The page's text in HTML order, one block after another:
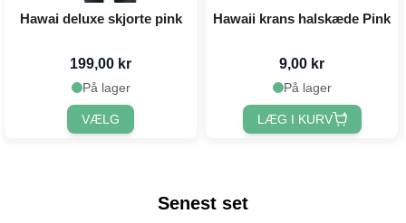
Hawai deluxe skjorte pink
199,00 kr
På lager
VÆLG
Hawaii krans halskæde Pink
9,00 kr
På lager
LÆG I KURV
Senest set